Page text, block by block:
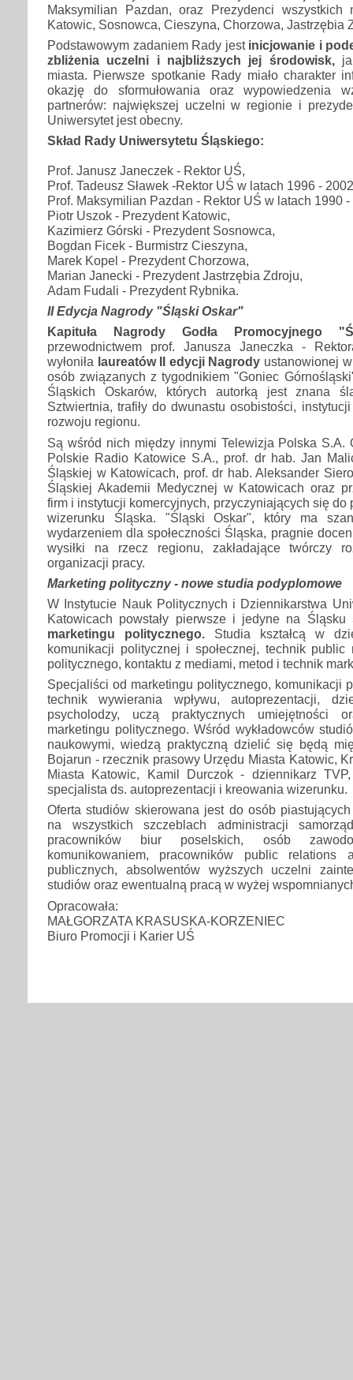
Maksymilian Pazdan, oraz Prezydenci wszystkich
Katowic, Sosnowca, Cieszyna, Chorzowa, Jastrzębia
Podstawowym zadaniem Rady jest inicjowanie i
zbliżenia uczelni i najbliższych jej środowisk,
miasta. Pierwsze spotkanie Rady miało charakter
okazję do sformułowania oraz wypowiedzenia
partnerów: największej uczelni w regionie i
Uniwersytet jest obecny.
Skład Rady Uniwersytetu Śląskiego:
Prof. Janusz Janeczek - Rektor UŚ,
Prof. Tadeusz Sławek -Rektor UŚ w latach 1996 -
Prof. Maksymilian Pazdan - Rektor UŚ w latach 1990 -
Piotr Uszok - Prezydent Katowic,
Kazimierz Górski - Prezydent Sosnowca,
Bogdan Ficek - Burmistrz Cieszyna,
Marek Kopel - Prezydent Chorzowa,
Marian Janecki - Prezydent Jastrzębia Zdroju,
Adam Fudali - Prezydent Rybnika.
II Edycja Nagrody "Śląski Oskar"
Kapituła Nagrody Godła Promocyjnego
przewodnictwem prof. Janusza Janeczka -
wyłoniła laureatów II edycji Nagrody ustanowionej
osób związanych z tygodnikiem "Goniec
Śląskich Oskarów, których autorką jest znana
Sztwiertnia, trafiły do dwunastu osobistości,
rozwoju regionu.
Są wśród nich między innymi Telewizja Polska S.A.
Polskie Radio Katowice S.A., prof. dr hab. Jan
Śląskiej w Katowicach, prof. dr hab. Aleksander
Śląskiej Akademii Medycznej w Katowicach oraz
firm i instytucji komercyjnych, przyczyniających się do
wizerunku Śląska. "Śląski Oskar", który ma
wydarzeniem dla społeczności Śląska, pragnie
wysiłki na rzecz regionu, zakładające twórczy
organizacji pracy.
Marketing polityczny - nowe studia podyplomowe
W Instytucie Nauk Politycznych i Dziennikarstwa
Katowicach powstały pierwsze i jedyne na Śląsku
marketingu politycznego. Studia kształcą w
komunikacji politycznej i społecznej, technik public
politycznego, kontaktu z mediami, metod i technik
Specjaliści od marketingu politycznego, komunikacji
technik wywierania wpływu, autoprezentacji,
psycholodzy, uczą praktycznych umiejętności
marketingu politycznego. Wśród wykładowców
naukowymi, wiedzą praktyczną dzielić się będą
Bojarun - rzecznik prasowy Urzędu Miasta Katowic,
Miasta Katowic, Kamil Durczok - dziennikarz
specjalista ds. autoprezentacji i kreowania wizerunku.
Oferta studiów skierowana jest do osób
na wszystkich szczeblach administracji
pracowników biur poselskich, osób
komunikowaniem, pracowników public relations
publicznych, absolwentów wyższych uczelni
studiów oraz ewentualną pracą w wyżej
Opracowała:
MAŁGORZATA KRASUSKA-KORZENIEC
Biuro Promocji i Karier UŚ